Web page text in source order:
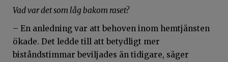
Vad var det som låg bakom raset?
– En anledning var att behoven inom hemtjänsten
ökade. Det ledde till att betydligt mer
biståndstimmar beviljades än tidigare, säger